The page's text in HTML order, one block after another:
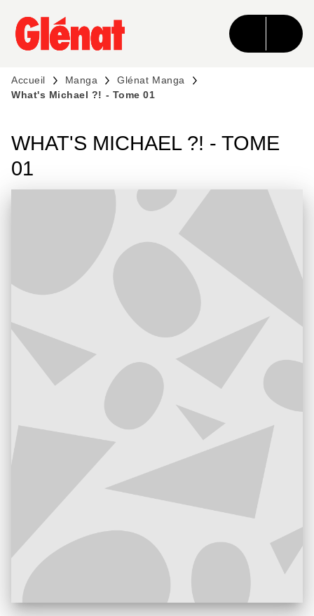
MENU RECHERCHE CONTENU
PIED DE PAGE
Accueil Manga
Glénat Manga
What's Michael ?! - Tome 01
WHAT'S MICHAEL ?! - TOME
01